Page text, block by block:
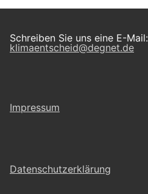
Schreiben Sie uns eine E-Mail:
klimaentscheid@degnet.de
Impressum
Datenschutzerklärung